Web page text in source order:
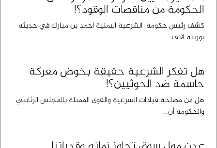
الحكومة من مناقصات الوقود؟!
كشف رئيس حكومة الشرعية اليمنية احمد بن مبارك في حديثه
بورشة لانف...
هل تفكر الشرعية حقيقة بخوض معركة
حاسمة ضد الحوثيين؟!
هل من مصلحة قيادات الشرعية والقوى الممثلة بالمجلس الرئاسي
والحكومة أن...